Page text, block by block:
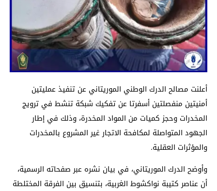
أعلنت مصالح الدرك الوطني الموريتاني عن تنفيذ عمليتين
أمنيتين منفصلتين أسفرتا عن تفكيك شبكة تنشط في ترويج
المخدرات وحجز كميات من المواد المخدرة، وذلك في إطار
الجهود المتواصلة لمكافحة الاتجار غير المشروع بالمخدرات
والمؤثرات العقلية.
وأوضح الدرك الموريتاني، في بيان نشره عبر صفحاته الرسمية،
أن عناصر كتيبة نواكشوط الغربية، بتنسيق بين الفرقة المختلطة